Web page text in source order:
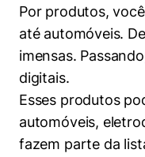
Por produtos,
até automóveis.
imensas.
digitais.
Esses produtos
automóveis,
fazem parte da